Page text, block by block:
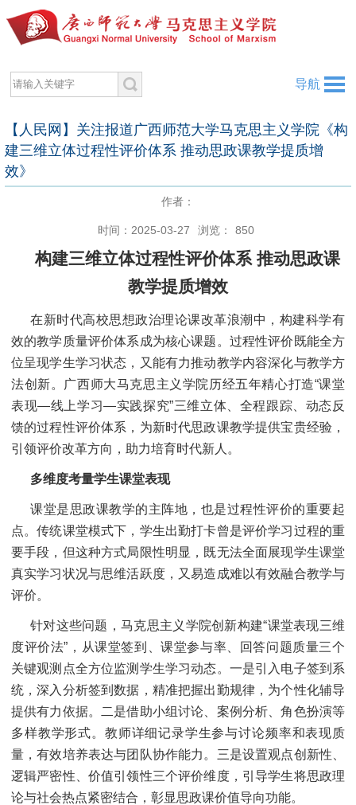
导航
【人民网】关注报道广西师范大学马克思主义学院《构
建三维立体过程性评价体系 推动思政课教学提质增
效》
作者：
时间：2025-03-27 浏览： 850
构建三维立体过程性评价体系 推动思政课
教学提质增效
在新时代高校思想政治理论课改革浪潮中，构建科学有
效的教学质量评价体系成为核心课题。过程性评价既能全方
位呈现学生学习状态，又能有力推动教学内容深化与教学方
法创新。广西师大马克思主义学院历经五年精心打造“课堂
表现—线上学习—实践探究”三维立体、全程跟踪、动态反
馈的过程性评价体系，为新时代思政课教学提供宝贵经验，
引领评价改革方向，助力培育时代新人。
多维度考量学生课堂表现
课堂是思政课教学的主阵地，也是过程性评价的重要起
点。传统课堂模式下，学生出勤打卡曾是评价学习过程的重
要手段，但这种方式局限性明显，既无法全面展现学生课堂
真实学习状况与思维活跃度，又易造成难以有效融合教学与
评价。
针对这些问题，马克思主义学院创新构建“课堂表现三维
度评价法”，从课堂签到、课堂参与率、回答问题质量三个
关键观测点全方位监测学生学习动态。一是引入电子签到系
统，深入分析签到数据，精准把握出勤规律，为个性化辅导
提供有力依据。二是借助小组讨论、案例分析、角色扮演等
多样教学形式。教师详细记录学生参与讨论频率和表现质
量，有效培养表达与团队协作能力。三是设置观点创新性、
逻辑严密性、价值引领性三个评价维度，引导学生将思政理
论与社会热点紧密结合，彰显思政课价值导向功能。